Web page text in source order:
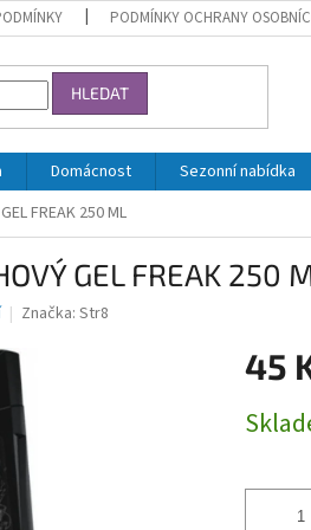
PODMÍNKY OCHRANY
HLEDAT
Domácnost Sezonní nabídka
FREAK 250 ML
GEL FREAK 250
Značka: Str8
45
cena: